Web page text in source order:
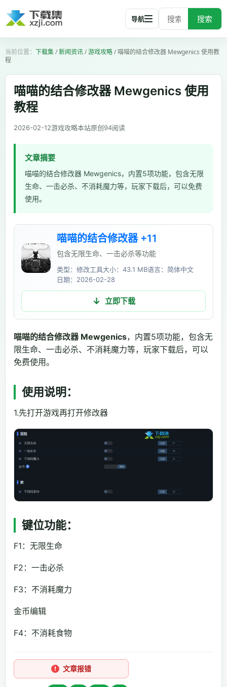
搜索
导航
下载集/新闻资讯/游戏攻略/喵喵的结合修改器 Mewgenics 使用教
程
喵喵的结合修改器 Mewgenics 使用
教程
2026-02-12游戏攻略本站原创94阅读
文章摘要
喵喵的结合修改器 Mewgenics，内置5项功能，包含无限
生命、一击必杀、不消耗魔力等，玩家下载后，可以免费
使用。
喵喵的结合修改器 +11
包含无限生命、一击必杀等功能
类型：修改工具大小：43.1 MB语言：简体中文
日期：2026-02-28
立即下载
喵喵的结合修改器 Mewgenics，内置5项功能，包含无
限生命、一击必杀、不消耗魔力等，玩家下载后，可以
免费使用。
使用说明：
1.先打开游戏再打开修改器
键位功能：
F1：无限生命
F2：一击必杀
F3：不消耗魔力
金币编辑
F4：不消耗食物
文章报错